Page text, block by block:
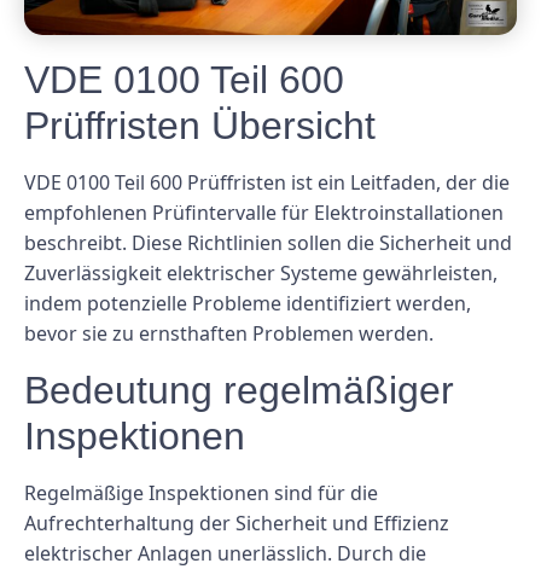
VDE 0100 Teil 600
Prüffristen Übersicht
VDE 0100 Teil 600 Prüffristen ist ein Leitfaden, der die
empfohlenen Prüfintervalle für Elektroinstallationen
beschreibt. Diese Richtlinien sollen die Sicherheit und
Zuverlässigkeit elektrischer Systeme gewährleisten,
indem potenzielle Probleme identifiziert werden,
bevor sie zu ernsthaften Problemen werden.
Bedeutung regelmäßiger
Inspektionen
Regelmäßige Inspektionen sind für die
Aufrechterhaltung der Sicherheit und Effizienz
elektrischer Anlagen unerlässlich. Durch die